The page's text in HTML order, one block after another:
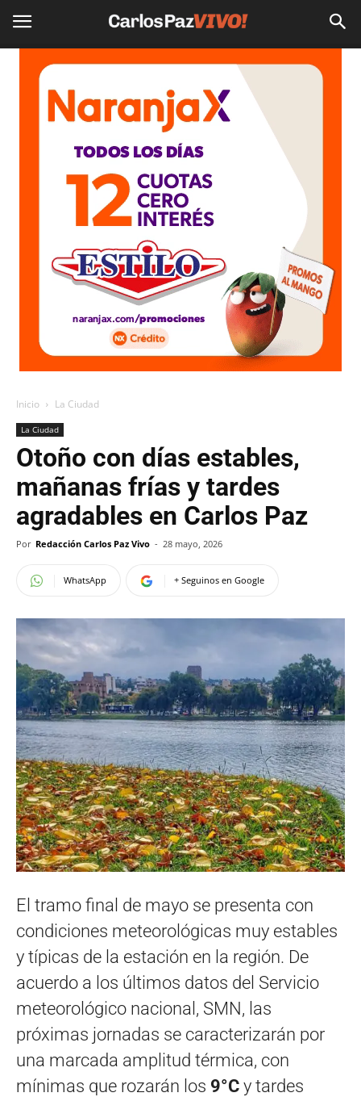
Inicio La Ciudad
La Ciudad
Otoño con días estables,
mañanas frías y tardes
agradables en Carlos Paz
Por Redacción Carlos Paz Vivo - 28 mayo, 2026
WhatsApp + Seguinos en Google
El tramo final de mayo se presenta con
condiciones meteorológicas muy estables
y típicas de la estación en la región. De
acuerdo a los últimos datos del Servicio
meteorológico nacional, SMN, las
próximas jornadas se caracterizarán por
una marcada amplitud térmica, con
mínimas que rozarán los 9°C y tardes